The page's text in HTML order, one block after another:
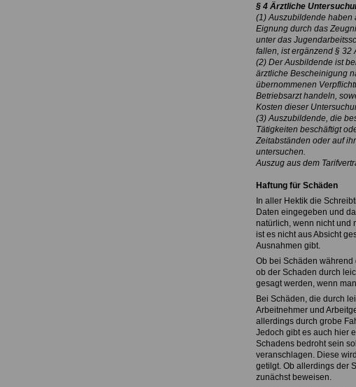
§ 4 Ärztliche
(1) Auszubildende haben
Eignung durch das
unter das
fallen, ist ergänzend § 32
(2) Der Ausbildende ist
ärztliche Bescheinigung
übernommenen
Betriebsarzt handeln,
Kosten dieser
(3) Auszubildende, die
Tätigkeiten beschäftigt
Zeitabständen oder auf
untersuchen.
Auszug aus dem
Haftung für Schäden
In aller Hektik die
Daten eingegeben und
natürlich, wenn nicht und
ist es nicht aus Absicht
Ausnahmen gibt.
Ob bei Schäden während
ob der Schaden durch
gesagt werden, wenn
Bei Schäden, die durch
Arbeitnehmer und
allerdings durch grobe
Jedoch gibt es auch hier
Schadens bedroht sein
veranschlagen. Diese
getilgt. Ob allerdings der
zunächst beweisen.